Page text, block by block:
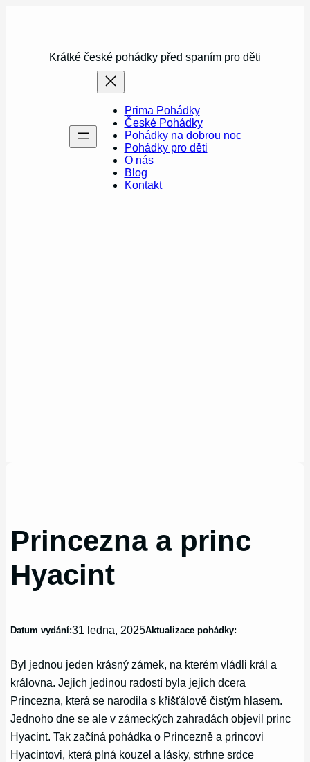
Krátké české pohádky před spaním pro děti
Prima Pohádky
České Pohádky
Pohádky na dobrou noc
Pohádky pro děti
O nás
Blog
Kontakt
Princezna a princ
Hyacint
Datum vydání:31 ledna, 2025Aktualizace pohádky:
Byl jednou jeden krásný zámek, na kterém vládli král a
královna. Jejich jedinou radostí byla jejich dcera
Princezna, která se narodila s křišťálově čistým hlasem.
Jednoho dne se ale v zámeckých zahradách objevil princ
Hyacint. Tak začíná pohádka o Princezně a princovi
Hyacintovi, která plná kouzel a lásky, strhne srdce